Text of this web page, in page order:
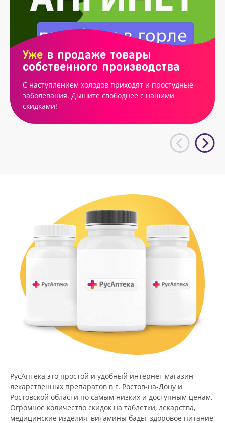
Уже в продаже товары
собственного производства
С наступлением холодов приходят и простудные
заболевания. Дышите свободнее с нашими
скидками!
РусАптека это простой и удобный интернет магазин
лекарственных препаратов в г. Ростов-на-Дону и
Ростовской области по самым низких и доступным ценам.
Огромное количество скидок на таблетки, лекарства,
медицинские изделия, витамины бады, здоровое питание,